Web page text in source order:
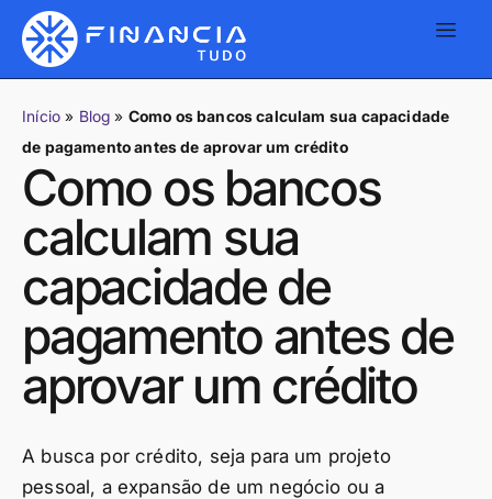
Início » Blog » Como os bancos calculam sua capacidade
de pagamento antes de aprovar um crédito
Como os bancos
calculam sua
capacidade de
pagamento antes de
aprovar um crédito
A busca por crédito, seja para um projeto
pessoal, a expansão de um negócio ou a